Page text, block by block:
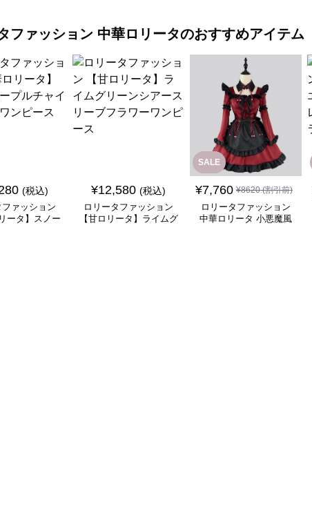
ファッション 中華ロリータのおすすめアイテム
(税込)
ファッション
ータ】スノー
¥12,580 (税込)
ロリータファッション
【甘ロリータ】ライムグ
SALE
¥7,760 ¥8620(割引前)
ロリータファッション
中華ロリータ 小悪魔風